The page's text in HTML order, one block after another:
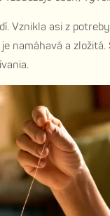
Vznikla asi z
namáhavá a